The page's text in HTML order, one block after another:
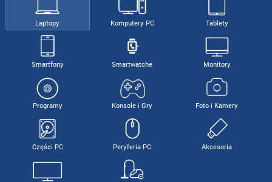
Laptopy Komputery PC Tablety
Smartfony Smartwatche Monitory
Programy Konsole i Gry Foto i Kamery
Części PC Peryferia PC Akcesoria